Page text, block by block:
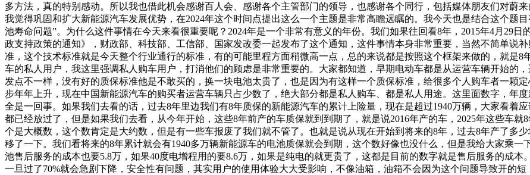
多方法，真的特别感动。所以我也借此机会感谢百人会、感谢各个主管部门的领导，也感谢各个同行，包括媒体朋友们对蔚
我觉得巩固和扩大新能源汽车发展优势，在2024年这个时间点提出这么一个主题是非常高瞻远瞩的。我今天也是结合这个题
池寿命问题”。为什么这件事情在今天来看很重要呢？2024年是一个非常有意义的年份。我们如果往回看8年，2015年4月29
政支持政策的通知》，财政部、科技部、工信部、国家发改委一起发布了这个通知，这件事情本身非常重要，当然不简单说
准，这个技术标准就是今天整个行业通行的标准，有的可能里程方面稍微高一点，总的来说都是按照这个框架来做的，就是
车的私人用户，我这里强调私人购车用户，打消他们的顾虑是非常重要的。大家都知道，早期电动车都是从运营车辆开始的
发点不一样，没有好的质保标准他是不敢买的，换一块电池太贵了，也是因为有这样一个质保标准，给很多个人购车者一颗
步年年上升，现在中国新能源汽车的购买者运营车辆只占少数了，绝大部分都是私人购车、都是私人用途。这里面数字，年
全是一回事。如果我们去看的话，过去8年里边我们有8年质保的新能源汽车的累计上险量，现在是超过1940万辆，大家看着
都已经放过了，但是如果我们去看，从今年开始，这些8年前产的车质保就到到期了，就是说2016年产的车，2025年这些车
个是大概数，这个数肯定是大约数，但是有一些车报废了我们就不管了。也就是说从现在开始到将来的8年，过去8年产了多
移了一下。我们看将来的8年累计就会有1940多万辆新能源车的电池质保就会到期，这个数好像也没什么，但是我给大家乘
池售后服务的成本也要5.8万，如果40度电增程用的要8.6万，如果是纯电的就更贵了，这都是目前的数字就是售后服务的成本
一旦过了70%就会急剧下降，安全性有问题，其实用户的使用体验大大受影响，不像油箱，油箱不会因为这个问题导致开的